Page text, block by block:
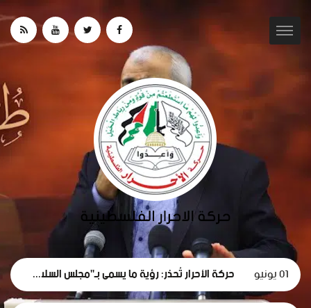
01 يونيو حركة الأحرار تُحذر: رؤية ما يسمى بـ"مجلس السلام" لغزة تهدف لتقويض الحقوق الوطنية الفلسطينية.